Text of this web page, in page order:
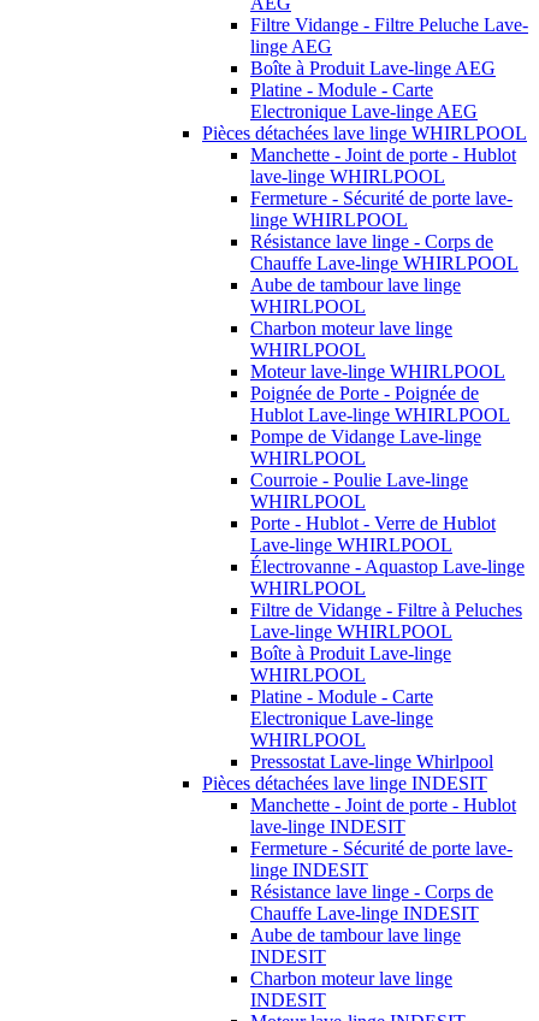
Filtre Vidange - Filtre Peluche Lave-
linge AEG
Boîte à Produit Lave-linge AEG
Platine - Module - Carte
Electronique Lave-linge AEG
Pièces détachées lave linge WHIRLPOOL
Manchette - Joint de porte - Hublot
lave-linge WHIRLPOOL
Fermeture - Sécurité de porte lave-
linge WHIRLPOOL
Résistance lave linge - Corps de
Chauffe Lave-linge WHIRLPOOL
Aube de tambour lave linge
WHIRLPOOL
Charbon moteur lave linge
WHIRLPOOL
Moteur lave-linge WHIRLPOOL
Poignée de Porte - Poignée de
Hublot Lave-linge WHIRLPOOL
Pompe de Vidange Lave-linge
WHIRLPOOL
Courroie - Poulie Lave-linge
WHIRLPOOL
Porte - Hublot - Verre de Hublot
Lave-linge WHIRLPOOL
Électrovanne - Aquastop Lave-linge
WHIRLPOOL
Filtre de Vidange - Filtre à Peluches
Lave-linge WHIRLPOOL
Boîte à Produit Lave-linge
WHIRLPOOL
Platine - Module - Carte
Electronique Lave-linge
WHIRLPOOL
Pressostat Lave-linge Whirlpool
Pièces détachées lave linge INDESIT
Manchette - Joint de porte - Hublot
lave-linge INDESIT
Fermeture - Sécurité de porte lave-
linge INDESIT
Résistance lave linge - Corps de
Chauffe Lave-linge INDESIT
Aube de tambour lave linge
INDESIT
Charbon moteur lave linge
INDESIT